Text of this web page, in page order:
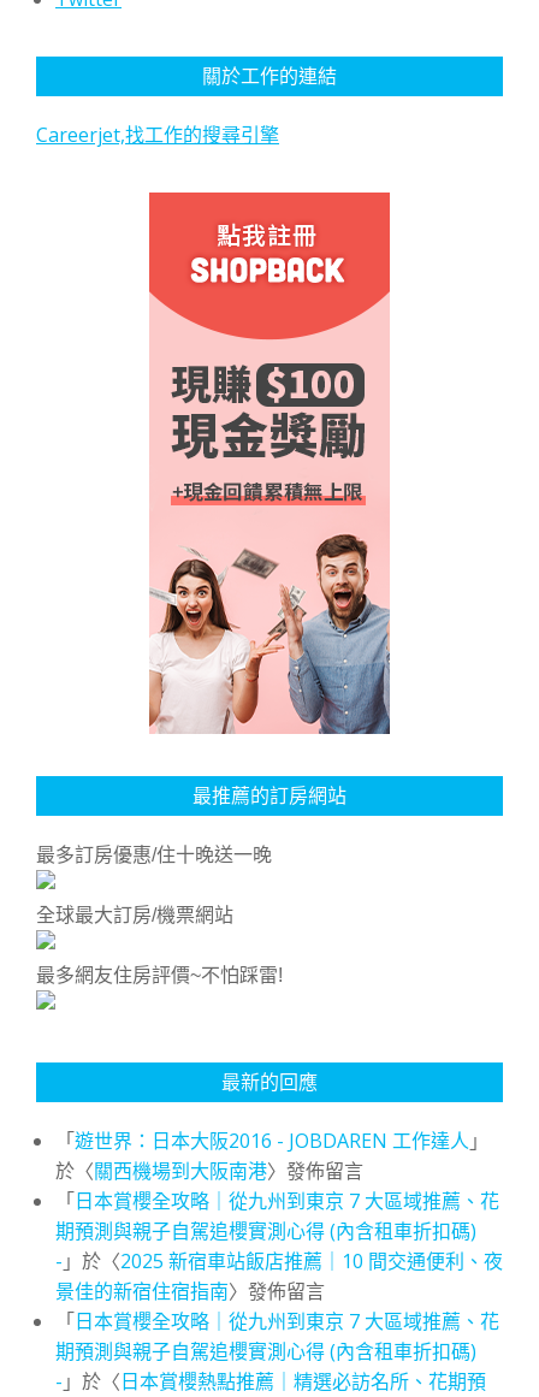
關於工作的連結
Careerjet,找工作的搜尋引擎
最推薦的訂房網站
最多訂房優惠/住十晚送一晚
全球最大訂房/機票網站
最多網友住房評價~不怕踩雷!
最新的回應
「遊世界：日本大阪2016 - JOBDAREN 工作達人 」
於〈關西機場到大阪南港〉發佈留言
「日本賞櫻全攻略｜從九州到東京 7 大區域推薦、花
期預測與親子自駕追櫻實測心得 (內含租車折扣碼)
- 」於〈2025 新宿車站飯店推薦｜10 間交通便利、夜
景佳的新宿住宿指南〉發佈留言
「日本賞櫻全攻略｜從九州到東京 7 大區域推薦、花
期預測與親子自駕追櫻實測心得 (內含租車折扣碼)
- 」於〈日本賞櫻熱點推薦｜精選必訪名所、花期預